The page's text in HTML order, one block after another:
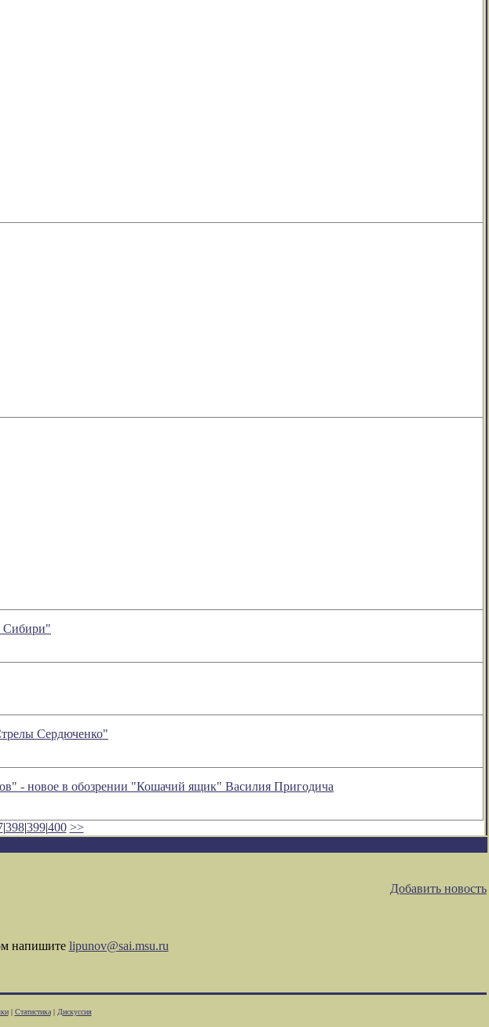
Сердюченко"
- новое в обозрении "Кошачий ящик" Василия Пригодича
|398|399|400 >>
Добавить новость
напишите lipunov@sai.msu.ru
| Статистика| Дискуссия